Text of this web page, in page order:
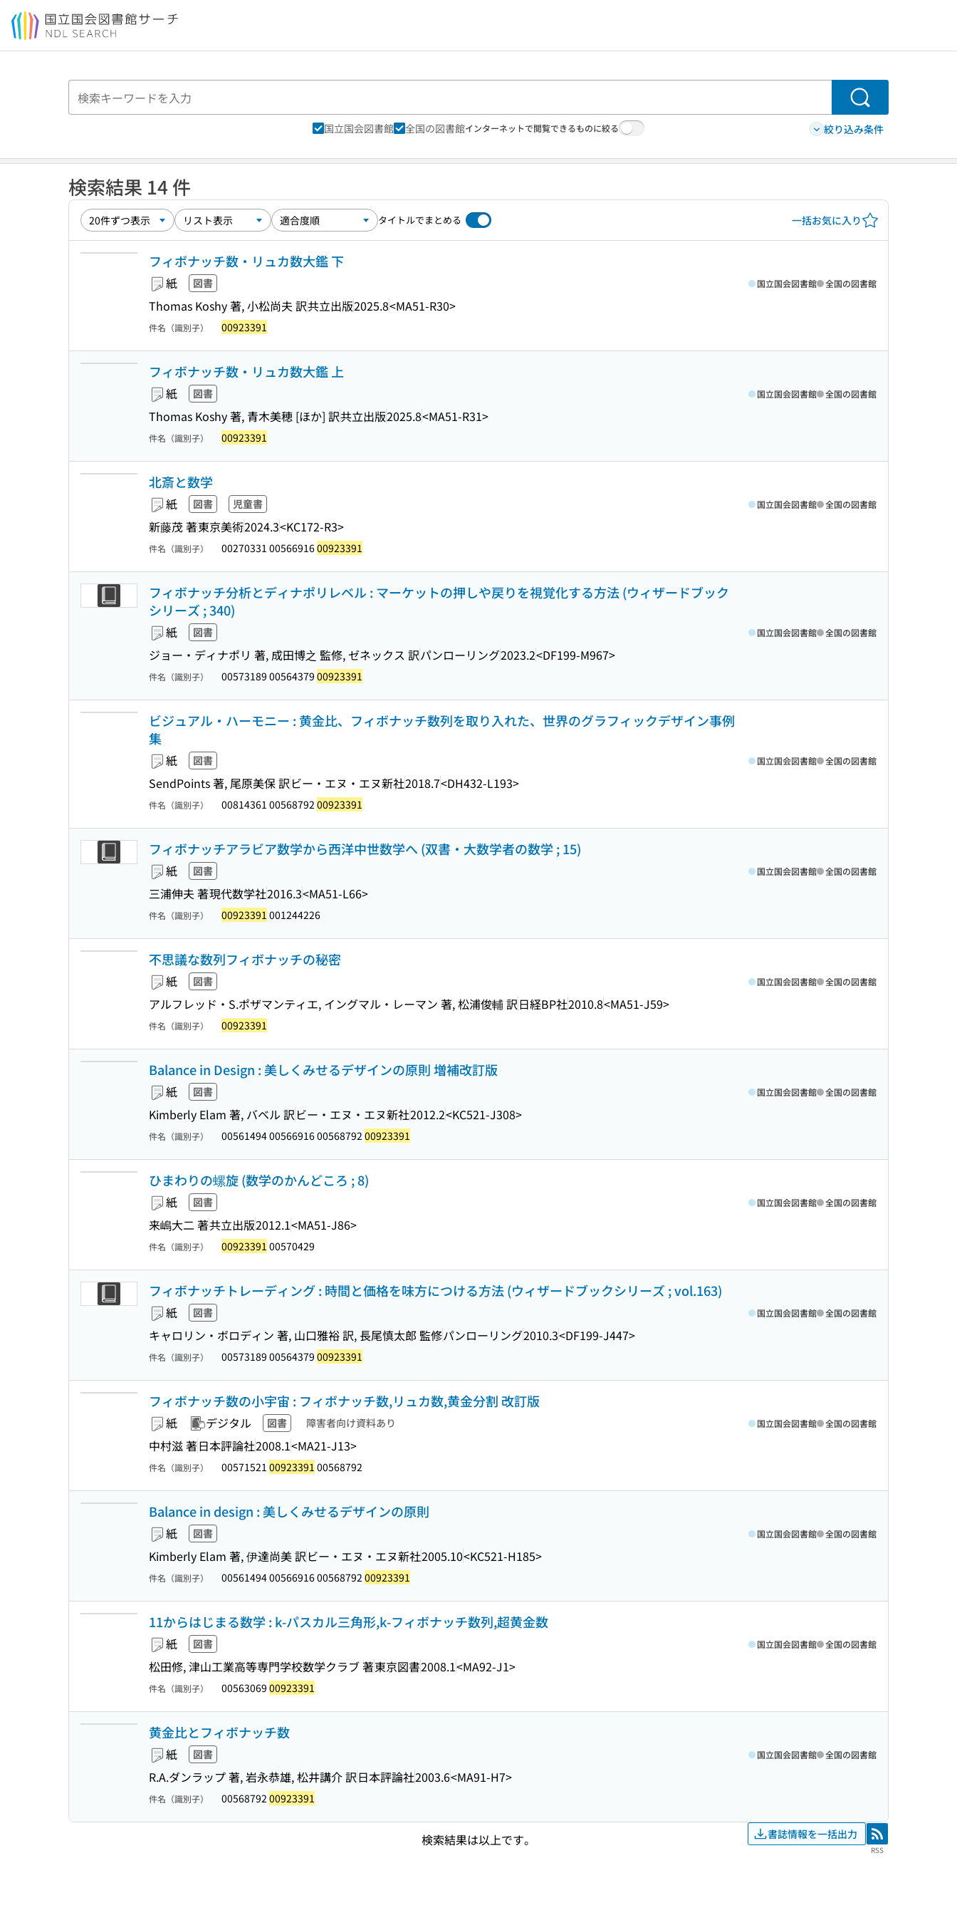
本文へ移動
検索
国立国会図書館 全国の図書館インターネットで閲覧できるものに絞る 絞り込み条件
検索結果 14 件
タイトルでまとめる 一括お気に入り
フィボナッチ数・リュカ数大鑑 下
紙 図書
Thomas Koshy 著, 小松尚夫 訳共立出版2025.8<MA51-R30>
国立国会図書館 全国の図書館
件名（識別子） 00923391
フィボナッチ数・リュカ数大鑑 上
紙 図書
Thomas Koshy 著, 青木美穂 [ほか] 訳共立出版2025.8<MA51-R31>
国立国会図書館 全国の図書館
件名（識別子） 00923391
北斎と数学
紙 図書 児童書
新藤茂 著東京美術2024.3<KC172-R3>
国立国会図書館 全国の図書館
件名（識別子） 00270331 0056691600923391
フィボナッチ分析とディナポリレベル : マーケットの押しや戻りを視覚化する方法 (ウィザードブック
シリーズ ; 340)
紙 図書
ジョー・ディナポリ 著, 成田博之 監修, ゼネックス 訳パンローリング2023.2<DF199-M967>
国立国会図書館 全国の図書館
件名（識別子） 00573189 00564379 00923391
ビジュアル・ハーモニー : 黄金比、フィボナッチ数列を取り入れた、世界のグラフィックデザイン事例
集
紙 図書
SendPoints 著, 尾原美保 訳 ビー・エヌ・エヌ新社2018.7<DH432-L193>
国立国会図書館 全国の図書館
件名（識別子） 00814361 00568792 00923391
フィボナッチアラビア数学から西洋中世数学へ (双書・大数学者の数学 ; 15)
紙 図書
三浦伸夫 著現代数学社2016.3<MA51-L66>
国立国会図書館 全国の図書館
件名（識別子） 00923391 001244226
不思議な数列フィボナッチの秘密
紙 図書
アルフレッド・S.ポザマンティエ, イングマル・レーマン 著, 松浦俊輔 訳日経BP社2010.8<MA51-J59>
国立国会図書館 全国の図書館
件名（識別子） 00923391
Balance in Design : 美しくみせるデザインの原則 増補改訂版
紙 図書
Kimberly Elam 著, バベル 訳 ビー・エヌ・エヌ新社2012.2<KC521-J308>
国立国会図書館 全国の図書館
件名（識別子） 00561494 00566916 00568792 00923391
ひまわりの螺旋 (数学のかんどころ ; 8)
紙 図書
来嶋大二 著共立出版2012.1<MA51-J86>
国立国会図書館 全国の図書館
件名（識別子） 00923391 00570429
フィボナッチトレーディング : 時間と価格を味方につける方法 (ウィザードブックシリーズ ; vol.163)
紙 図書
キャロリン・ボロディン 著, 山口雅裕 訳, 長尾慎太郎 監修パンローリング2010.3<DF199-J447>
国立国会図書館 全国の図書館
件名（識別子） 00573189 00564379 00923391
フィボナッチ数の小宇宙 : フィボナッチ数,リュカ数,黄金分割 改訂版
紙 デジタル 図書 障害者向け資料あり
中村滋 著日本評論社2008.1<MA21-J13>
国立国会図書館 全国の図書館
件名（識別子） 00571521 00923391 00568792
Balance in design : 美しくみせるデザインの原則
紙 図書
Kimberly Elam 著, 伊達尚美 訳 ビー・エヌ・エヌ新社2005.10<KC521-H185>
国立国会図書館 全国の図書館
件名（識別子） 00561494 00566916 00568792 00923391
11からはじまる数学 : k-パスカル三角形,k-フィボナッチ数列,超黄金数
紙 図書
松田修, 津山工業高等専門学校数学クラブ 著東京図書2008.1<MA92-J1>
国立国会図書館 全国の図書館
件名（識別子） 00563069 00923391
黄金比とフィボナッチ数
紙 図書
R.A.ダンラップ 著, 岩永恭雄, 松井講介 訳日本評論社2003.6<MA91-H7>
国立国会図書館 全国の図書館
件名（識別子） 00568792 00923391
検索結果は以上です。 書誌情報を一括出力 RSS
RSS